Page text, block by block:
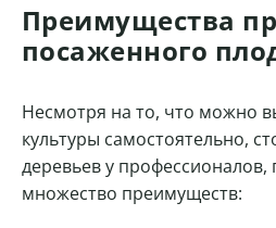
Преимущества
посаженного
Несмотря на то, что можно
культуры самостоятельно,
деревьев у профессионалов,
множество преимуществ: